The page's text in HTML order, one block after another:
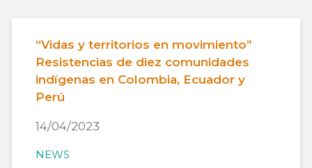
“Vidas y territorios en movimiento”
Resistencias de diez comunidades
indígenas en Colombia, Ecuador y
Perú
14/04/2023
NEWS